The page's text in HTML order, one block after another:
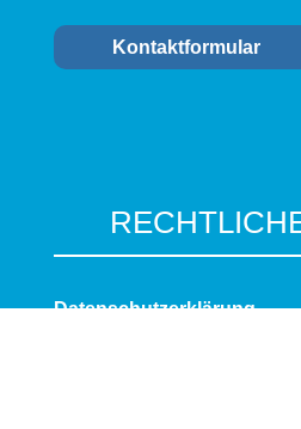
Kontaktformular
Datenschutzerklärung